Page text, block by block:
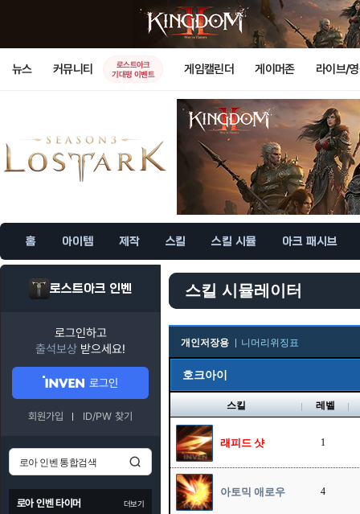
뉴스 커뮤니티
로스트아크
기대평 이벤트
게임캘린더 게이머존 라이브/
홈 아이템 제작 스킬 스킬 시뮬 아크 패시브
로스트아크 인벤
로그인하고
출석보상 받으세요!
로그인
회원가입 ID/PW 찾기
로아 인벤 타이머 더보기
스킬 시뮬레이터
개인저장용 니머리위징표
호크아이
스킬 레벨
래피드 샷 1
아토믹 애로우 4